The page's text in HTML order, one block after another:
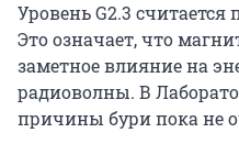
Уровень G2.3
Это означает, что
заметное влияние на
радиоволны. В
причины бури пока не